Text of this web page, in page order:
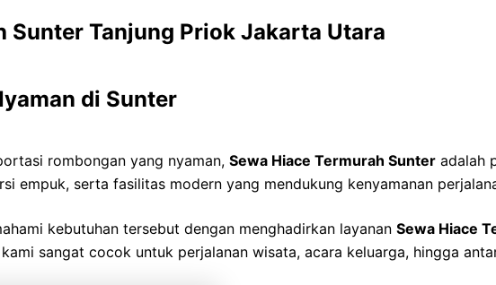
Sunter Tanjung Priok Jakarta Utara
di Sunter
rombongan yang nyaman, Sewa Hiace Termurah Sunter adalah
empuk, serta fasilitas modern yang mendukung kenyamanan
kebutuhan tersebut dengan menghadirkan layanan Sewa Hiace
sangat cocok untuk perjalanan wisata, acara keluarga, hingga